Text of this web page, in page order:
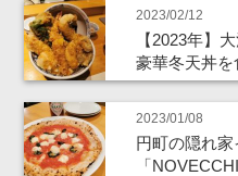
2023/02/12
【2023年】
豪華冬天丼を
2023/01/08
円町の隠れ
「